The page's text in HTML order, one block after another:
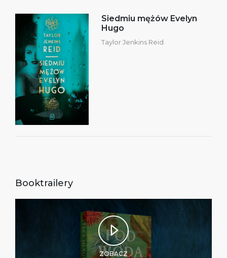
Siedmiu mężów Evelyn
Hugo
Taylor Jenkins Reid
Booktrailery
ZOBACZ